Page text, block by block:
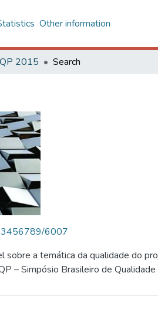
Other information
2015 Search
6007
a temática da qualidade do
– Simpósio Brasileiro de